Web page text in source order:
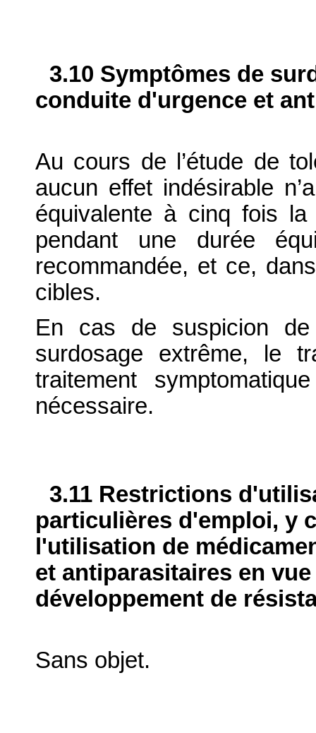
3.10 Symptômes de
conduite d'urgence et
Au cours de l’étude de
aucun effet indésirable
équivalente à cinq fois la
pendant une durée
recommandée, et ce,
cibles.
En cas de suspicion
surdosage extrême, le
traitement
nécessaire.
3.11 Restrictions
particulières d'emploi, y
l'utilisation de
et antiparasitaires en
développement de
Sans objet.